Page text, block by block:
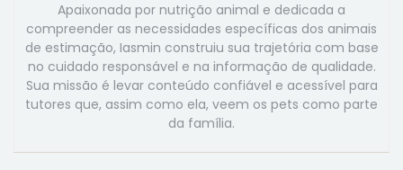
Apaixonada por nutrição animal e dedicada a
compreender as necessidades específicas dos animais
de estimação, Iasmin construiu sua trajetória com base
no cuidado responsável e na informação de qualidade.
Sua missão é levar conteúdo confiável e acessível para
tutores que, assim como ela, veem os pets como parte
da família.